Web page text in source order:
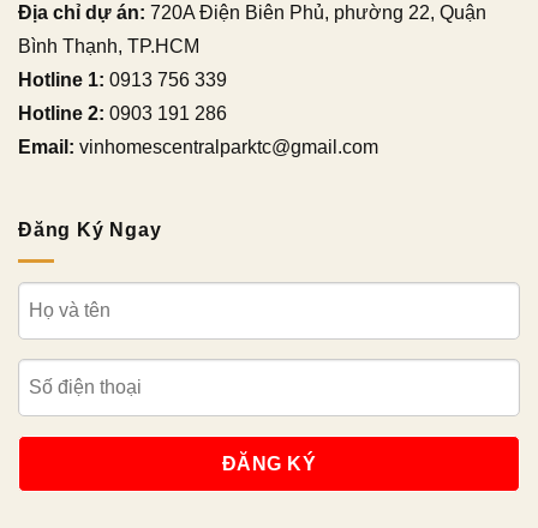
Địa chỉ dự án: 720A Điện Biên Phủ, phường 22, Quận
Bình Thạnh, TP.HCM
Hotline 1: 0913 756 339
Hotline 2: 0903 191 286
Email: vinhomescentralparktc@gmail.com
Đăng Ký Ngay